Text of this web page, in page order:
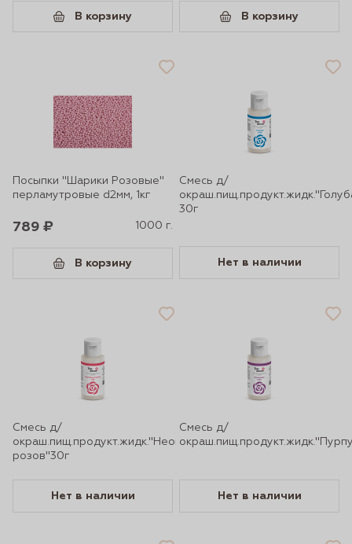
В корзину В корзину
Посыпки "Шарики Розовые"
перламутровые d2мм, 1кг
789 ₽ 1000 г.
В корзину
Смесь д/
30г
Нет в наличии
Смесь д/
окраш.пищ.продукт.жидк."Неоново-
розов"30г
Нет в наличии
Смесь д/
Нет в наличии